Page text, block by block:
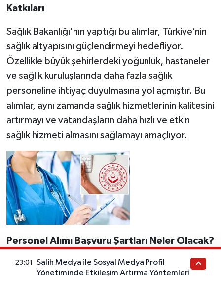
Katkıları
Sağlık Bakanlığı'nın yaptığı bu alımlar, Türkiye’nin
sağlık altyapısını güçlendirmeyi hedefliyor.
Özellikle büyük şehirlerdeki yoğunluk, hastaneler
ve sağlık kuruluşlarında daha fazla sağlık
personeline ihtiyaç duyulmasına yol açmıştır. Bu
alımlar, aynı zamanda sağlık hizmetlerinin kalitesini
artırmayı ve vatandaşların daha hızlı ve etkin
sağlık hizmeti almasını sağlamayı amaçlıyor.
Personel Alımı Başvuru Şartları Neler Olacak?
Sağlık Bakanlığı 36 bin personel alımına ilişkin
başvuru şartları henüz netleşmiş değil. Ancak,
23:01
Salih Medya ile Sosyal Medya Profil
Yönetiminde Etkileşim Artırma Yöntemleri